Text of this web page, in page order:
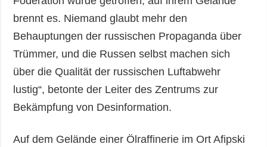
brennt es. Niemand glaubt mehr den
Behauptungen der russischen Propaganda über
Trümmer, und die Russen selbst machen sich
über die Qualität der russischen Luftabwehr
lustig“, betonte der Leiter des Zentrums zur
Bekämpfung von Desinformation.
Auf dem Gelände einer Ölraffinerie im Ort Afipski